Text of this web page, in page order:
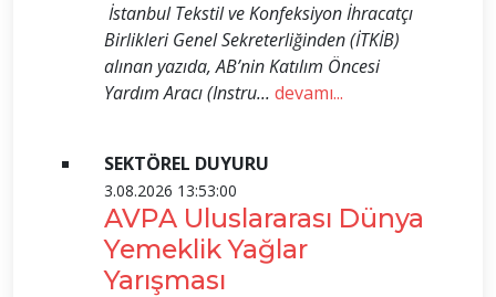
İstanbul Tekstil ve Konfeksiyon İhracatçı
Birlikleri Genel Sekreterliğinden (İTKİB)
alınan yazıda, AB’nin Katılım Öncesi
Yardım Aracı (Instru... devamı...
SEKTÖREL DUYURU
3.08.2026 13:53:00
AVPA Uluslararası Dünya
Yemeklik Yağlar
Yarışması